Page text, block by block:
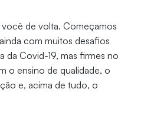
de volta. Começamos
com muitos desafios
da Covid-19, mas firmes no
o ensino de qualidade, o
e, acima de tudo, o